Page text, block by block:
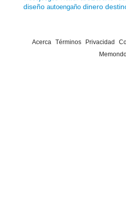
diseño autoengaño dinero
Acerca Términos Privacidad